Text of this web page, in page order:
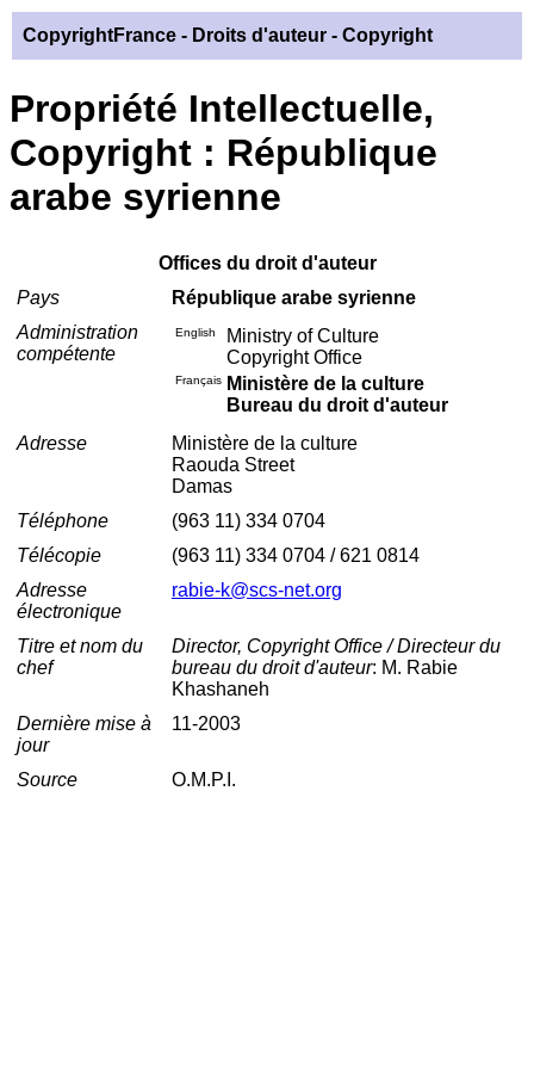
CopyrightFrance - Droits d'auteur - Copyright
Propriété Intellectuelle,
Copyright : République
arabe syrienne
Offices du droit d'auteur
Pays
République arabe syrienne
Administration
compétente
English
Ministry of Culture
Copyright Office
Français
Ministère de la culture
Bureau du droit d'auteur
Adresse
Ministère de la culture
Raouda Street
Damas
Téléphone
(963 11) 334 0704
Télécopie
(963 11) 334 0704 / 621 0814
Adresse
électronique
rabie-k@scs-net.org
Titre et nom du
chef
Director, Copyright Office / Directeur du
bureau du droit d'auteur: M. Rabie
Khashaneh
Dernière mise à
jour
11-2003
Source O.M.P.I.